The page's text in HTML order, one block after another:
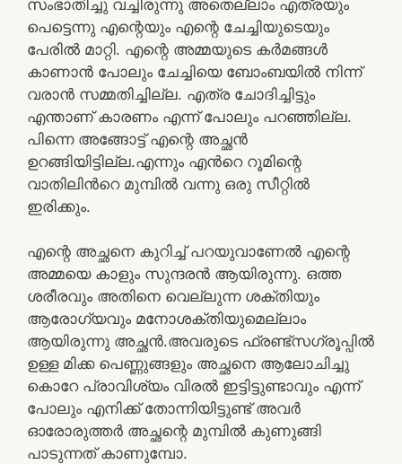
സംഭാതിച്ചു വച്ചിരുന്നു അതെല്ലാം എത്രയും
പെട്ടെന്നു എന്റെയും എന്റെ ചേച്ചിയുടെയും
പേരിൽ മാറ്റി. എന്റെ അമ്മയുടെ കർമങ്ങൾ
കാണാൻ പോലും ചേച്ചിയെ ബോംബയിൽ നിന്ന്
വരാൻ സമ്മതിച്ചില്ല. എത്ര ചോദിച്ചിട്ടും
എന്താണ് കാരണം എന്ന് പോലും പറഞ്ഞില്ല.
പിന്നെ അങ്ങോട്ട് എന്റെ അച്ഛൻ
ഉറങ്ങിയിട്ടില്ല.എന്നും എൻറെ റൂമിന്റെ
വാതിലിൻറെ മുമ്പിൽ വന്നു ഒരു സീറ്റിൽ
ഇരിക്കും.
എന്റെ അച്ഛനെ കുറിച്ച് പറയുവാണേൽ എന്റെ
അമ്മയെ കാളും സുന്ദരൻ ആയിരുന്നു. ഒത്ത
ശരീരവും അതിനെ വെല്ലുന്ന ശക്തിയും
ആരോഗ്യവും മനോശക്തിയുമെല്ലാം
ആയിരുന്നു അച്ഛൻ.അവരുടെ ഫ്രണ്ട്സഗ്രൂപ്പിൽ
ഉള്ള മിക്ക പെണ്ണുങ്ങളും അച്ഛനെ ആലോചിച്ചു
കൊറേ പ്രാവിശ്യം വിരൽ ഇട്ടിട്ടുണ്ടാവും എന്ന്
പോലും എനിക്ക് തോന്നിയിട്ടുണ്ട് അവർ
ഓരോരുത്തർ അച്ഛന്റെ മുമ്പിൽ കുണുങ്ങി
പാടുന്നത് കാണുമ്പോ.